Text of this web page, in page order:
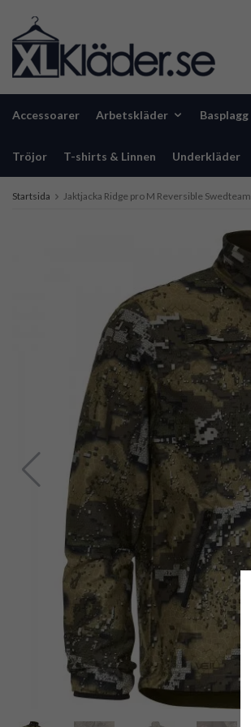
Accessoarer Arbetskläder Basplagg
Tröjor T-shirts & Linnen Underkläder
Startsida Jaktjacka Ridge pro M Reversible Swedteam